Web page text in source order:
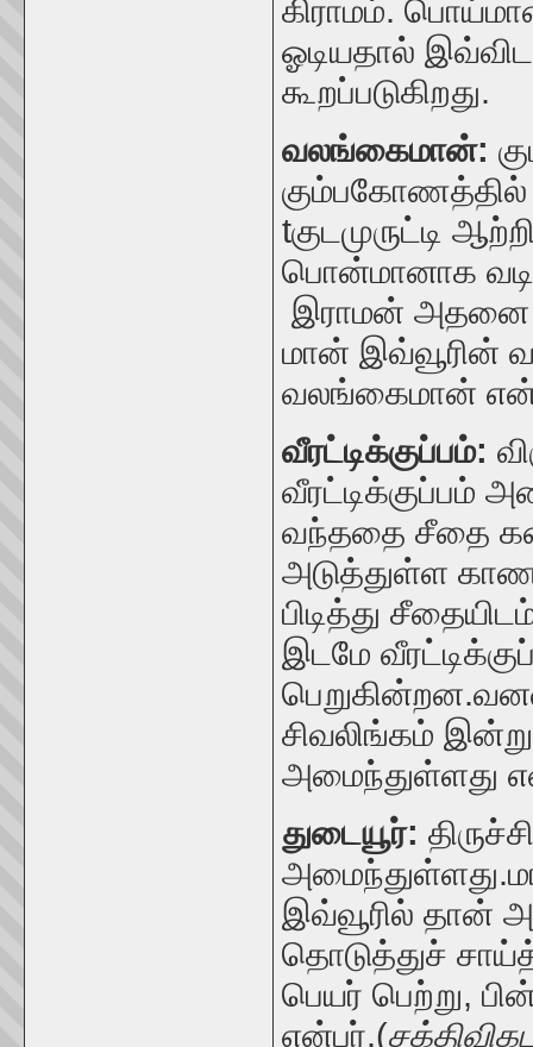
கிராமம்.
ஓடியதால்
கூறப்படுகிறது.
வலங்கைமான்:
கும்பகோணத்தில்
tகுடமுருட்டி
பொன்மானாக
இராமன் அதனை
மான் இவ்வூரின்
வலங்கைமான்
வீரட்டிக்குப்பம்:
வீரட்டிக்குப்பம்
வந்ததை சீதை
அடுத்துள்ள
பிடித்து
இடமே
பெறுகின்றன.
சிவலிங்கம்
அமைந்துள்ளது
துடையூர்:
இவ்வூரில் தான்
தொடுத்துச்
பெயர் பெற்று,
என்பர்.(